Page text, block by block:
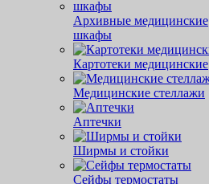
Архивные медицинские
шкафы
Картотеки медицинские
Медицинские стеллажи
Аптечки
Ширмы и стойки
Сейфы термостаты